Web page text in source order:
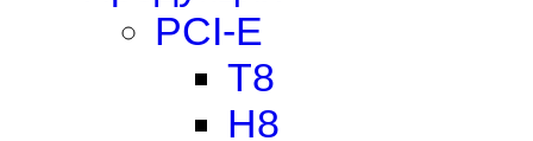
PCI-E
T8
H8